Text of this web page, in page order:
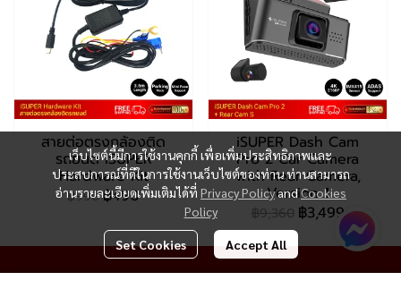
สายต่อตรงกล้องติด
รถยนต์ iSUPER
Hardware Kit
฿990 ฿490
iSUPER Dash Cam
Pro 2 Car Camera
with Rear Camera,
Version 1
฿9,360 ฿3,499
เว็บไซต์นี้มีการใช้งานคุกกี้ เพื่อเพิ่มประสิทธิภาพและ
ประสบการณ์ที่ดีในการใช้งานเว็บไซต์ของท่าน ท่านสามารถ
อ่านรายละเอียดเพิ่มเติมได้ที่ Privacy PolicyandCookies
Policy
Set Cookies Accept All